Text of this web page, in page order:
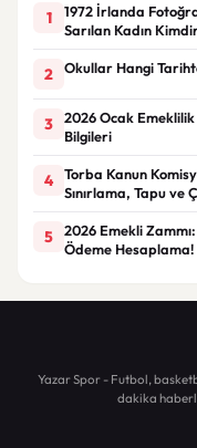
1
1972 İrlanda
Sarılan Kadın
2 Okullar Hangi
3
2026 Ocak
Bilgileri
4
Torba Kanun
Sınırlama, Tapu ve
5
2026 Emekli
Ödeme Hesaplama!
Yazar Spor - Futbol,
dakika